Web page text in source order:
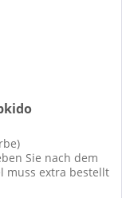
Sie nach dem
muss extra bestellt